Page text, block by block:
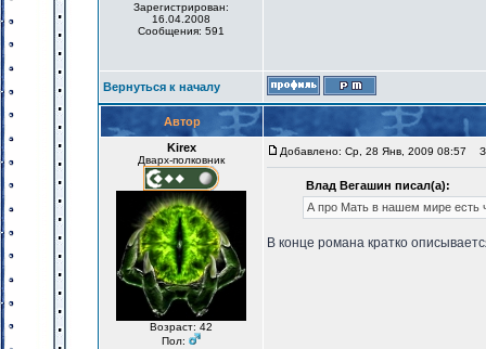
Зарегистрирован:
16.04.2008
Сообщения: 591
Вернуться к началу
Автор
Kirex
Дварх-полковник
Возраст: 42
Пол:
Добавлено: Ср, 28 Янв, 2009 08:57
Влад Вегашин писал(а):
А про Мать в нашем мире есть
В конце романа кратко